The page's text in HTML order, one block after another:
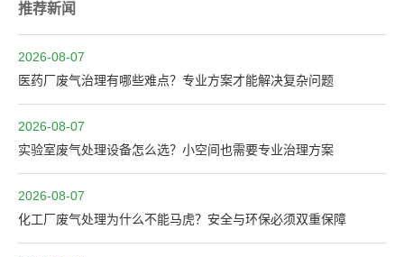
推荐新闻
2026-08-07
医药厂废气治理有哪些难点？专业方案才能解决复杂问题
2026-08-07
实验室废气处理设备怎么选？小空间也需要专业治理方案
2026-08-07
化工厂废气处理为什么不能马虎？安全与环保必须双重保障